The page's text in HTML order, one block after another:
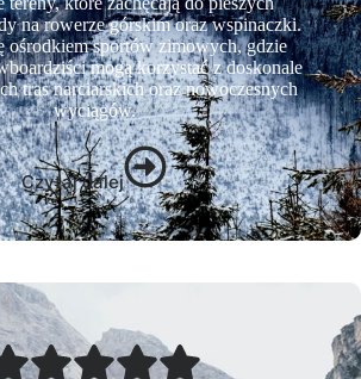
na rowerze górskim oraz wspinaczki.
ośrodkiem sportów zimowych, gdzie
mogą korzystać z doskonale
tras narciarskich oraz nowoczesnych
wyciągów.
Czytaj dalej